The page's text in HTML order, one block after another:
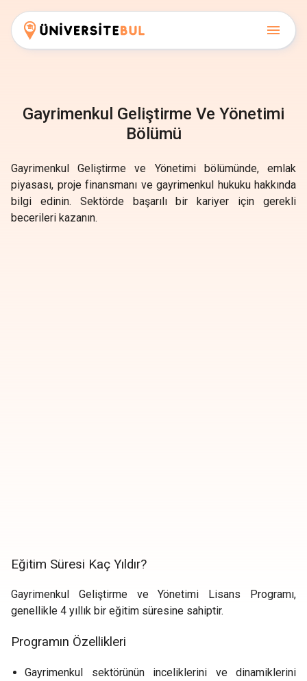
Gayrimenkul Geliştirme Ve Yönetimi
Bölümü
Gayrimenkul Geliştirme ve Yönetimi bölümünde, emlak
piyasası, proje finansmanı ve gayrimenkul hukuku hakkında
bilgi edinin. Sektörde başarılı bir kariyer için gerekli
becerileri kazanın.
Eğitim Süresi Kaç Yıldır?
Gayrimenkul Geliştirme ve Yönetimi Lisans Programı,
genellikle 4 yıllık bir eğitim süresine sahiptir.
Programın Özellikleri
Gayrimenkul sektörünün inceliklerini ve dinamiklerini